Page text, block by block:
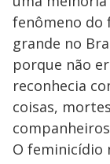
M
u
d
o
fenômeno do
grande no
porque não
reconhecia
coisas,
O feminicídio